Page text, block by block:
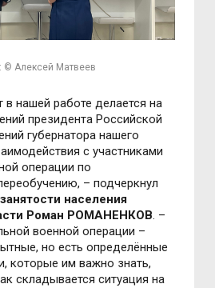
© Алексей Матвеев
в нашей работе делается на
президента Российской
губернатора нашего
с участниками
операции по
– подчеркнул
населения
Роман РОМАНЕНКОВ. –
военной операции –
но есть определённые
которые им важно знать,
складывается ситуация на